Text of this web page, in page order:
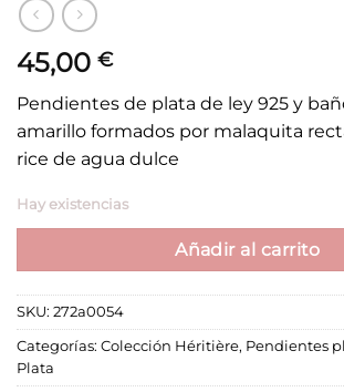
45,00 €
Pendientes de plata de ley 925 y
amarillo formados por malaquita
rice de agua dulce
Hay existencias
Añadir al carrito
SKU: 272a0054
Categorías: Colección Héritière, Pendientes
Plata